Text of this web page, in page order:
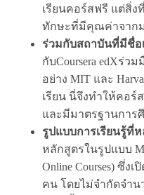
เรียนคอร์สฟรี แต่สิ่
ทักษะที่มีคุณค่าจาก
ร่วมกับสถาบันที่มีชื่อ
กับCoursera edXร่
อย่าง MIT และ
เรียน นี่จึงทำให้คอร์
และมีมาตรฐานการ
รูปแบบการเรียนรู้ที่
หลักสูตรในรูปแบบ
Online Courses) ซึ่ง
คน โดยไม่จำกัดจำน